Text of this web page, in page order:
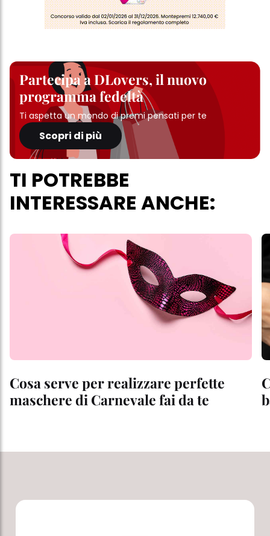
Partecipa a DLovers, il nuovo
programma fedeltà
Ti aspetta un mondo di premi pensati per te
Scopri di più
TI POTREBBE
INTERESSARE ANCHE:
Cosa serve per realizzare perfette
maschere di Carnevale fai da te